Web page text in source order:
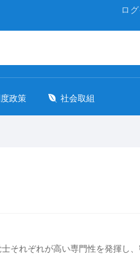
ロ
政策 社会取組
それぞれが高い専門性を発揮し